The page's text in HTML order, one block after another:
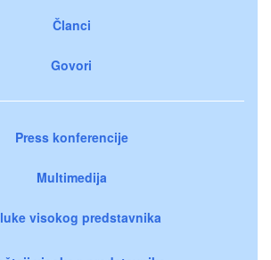
Članci
Govori
Press konferencije
Multimedija
visokog predstavnika